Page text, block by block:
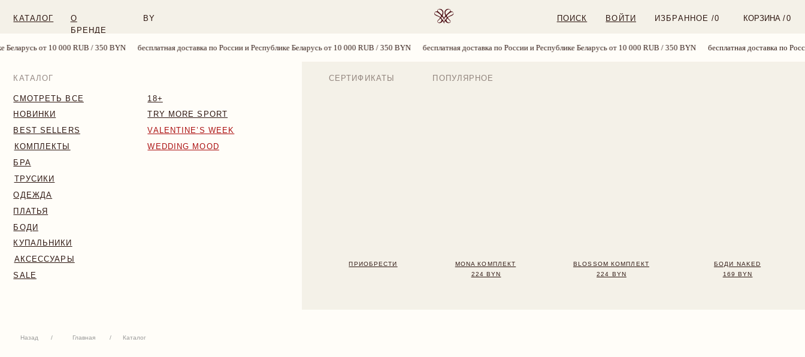
RUB / 350 BYN бесплатная доставка по России и Республике Беларусь от 10 000 RUB / 350 BYN бесплатная доставка по России и Республике Беларусь от 10 000 RUB / 350 BYN бесплатная доставка по России и Республике
КАТАЛОГ
БРЕНДЕ
ВОЙТИ ИЗБРАННОЕ / КОРЗИНА /0
НОВИНКИ
BEST SELLERS
КОМПЛЕКТЫ
БРА
ТРУСИКИ
ОДЕЖДА
КУПАЛЬНИКИ
АКСЕССУАРЫ
SALE
TRY MORE SPORT
VALENTINE’S WEEK
WEDDING MOOD